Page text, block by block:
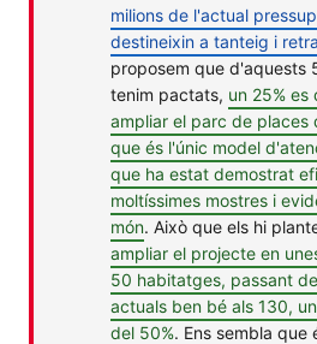
milions de l'actual
destineixin a tanteig i
proposem que d'aquests
tenim pactats, un 25% es
ampliar el parc de places
que és l'únic model
que ha estat demostrat
moltíssimes mostres i
món. Això que els hi
ampliar el projecte en
50 habitatges, passant
actuals ben bé als 130,
del 50%. Ens sembla que